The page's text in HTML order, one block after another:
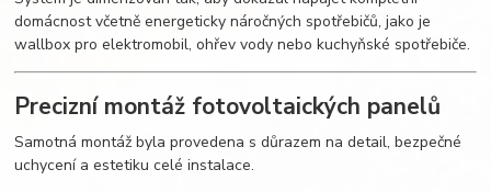
domácnost včetně energeticky náročných spotřebičů, jako je
wallbox pro elektromobil, ohřev vody nebo kuchyňské spotřebiče.
Precizní montáž fotovoltaických panelů
Samotná montáž byla provedena s důrazem na detail, bezpečné
uchycení a estetiku celé instalace.